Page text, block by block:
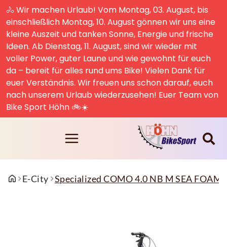
🚴 Wir machen Urlaub! Vom Montag, 03. August, bis
einschließlich Montag, 10. August gönnen wir uns eine
kleine Auszeit und tanken Sonne, Energie und frische
Ideen. Ab Dienstag, 11. August, sind wir wieder mit
voller Power, guter Laune und wie gewohnt für euch
da – bereit für alles rund ums Bike! Vielen Dank für
euer Verständnis. Wir freuen uns schon darauf, euch
nach unserem Urlaub wiederzusehen! Euer Team von
Bike Sport Höhn 🚲☀️
E-City Specialized COMO 4.0 NB M SEA FOAM/